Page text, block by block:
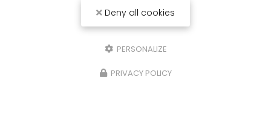
Deny all cookies
PERSONALIZE
PRIVACY POLICY